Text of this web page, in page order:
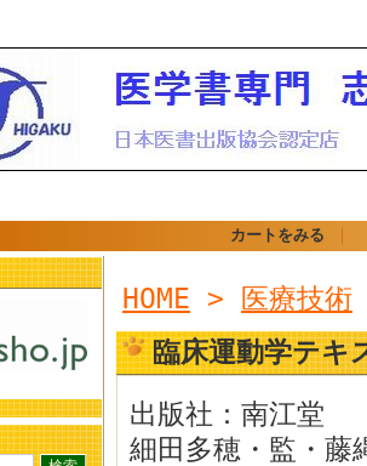
カートをみる
HOME >
医療技術
臨床運動学テ
出版社：南江堂
細田多穂・監・藤